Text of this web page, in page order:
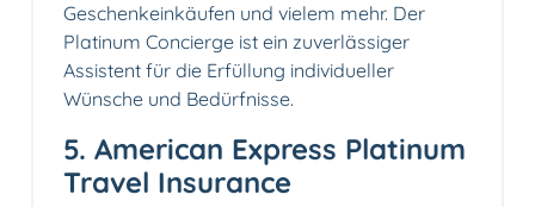
Geschenkeinkäufen und vielem mehr. Der
Platinum Concierge ist ein zuverlässiger
Assistent für die Erfüllung individueller
Wünsche und Bedürfnisse.
5. American Express Platinum
Travel Insurance